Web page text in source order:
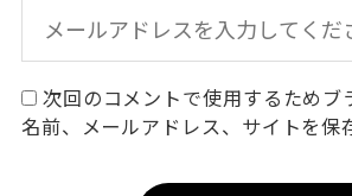
次回のコメントで使用するためブ
名前、メールアドレス、サイトを保